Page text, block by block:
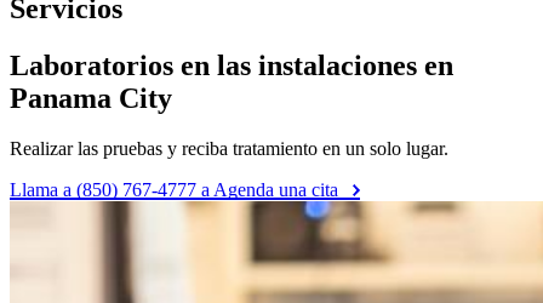
Servicios
Laboratorios en las instalaciones en
Panama City
Realizar las pruebas y reciba tratamiento en un solo lugar.
Llama a (850) 767-4777 a Agenda una cita